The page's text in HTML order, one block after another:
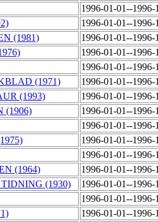
1996-01-01--
1996-01-01--
(1981)
1996-01-01--
1996-01-01--
1996-01-01--
(1971)
1996-01-01--
(1993)
1996-01-01--
(1906)
1996-01-01--
1996-01-01--
1996-01-01--
1996-01-01--
(1964)
1996-01-01--
(1930)
1996-01-01--
1996-01-01--
1996-01-01--